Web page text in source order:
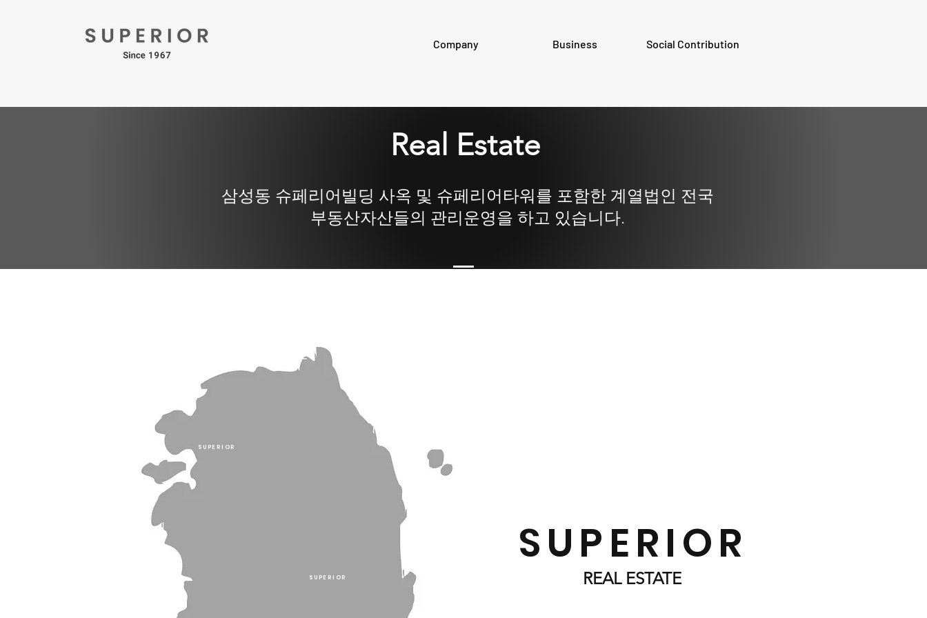
Company Business Social Contribution
Real Estate
삼성동 슈페리어빌딩 사옥 및 슈페리어타워를 포함한 계열법인 전국
부동산자산들의 관리운영을 하고 있습니다.
SUPERIOR
SUPERIOR REAL ESTATE
SUPERIOR